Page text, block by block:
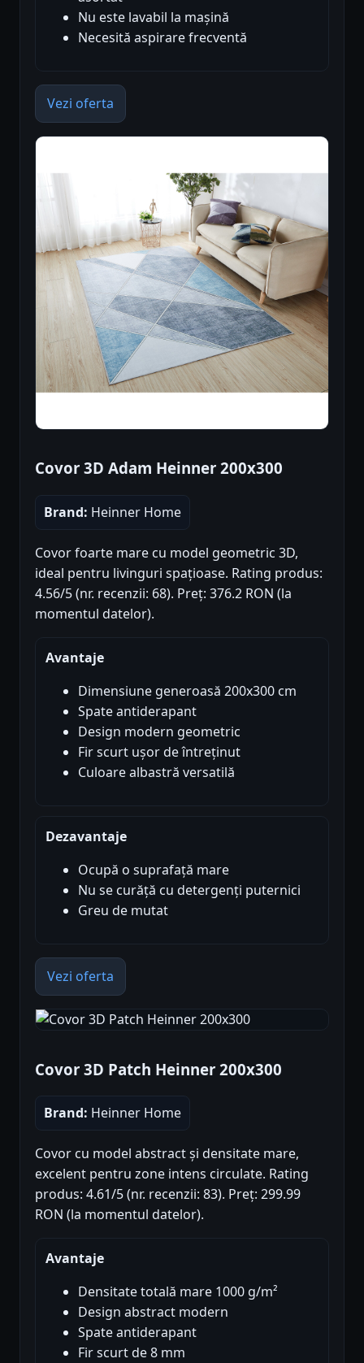
Nu este lavabil la mașină
Necesită aspirare frecventă
Vezi oferta
Covor 3D Adam Heinner 200x300
Brand: Heinner Home
Covor foarte mare cu model geometric 3D,
ideal pentru livinguri spațioase. Rating produs:
4.56/5 (nr. recenzii: 68). Preț: 376.2 RON (la
momentul datelor).
Avantaje
Dimensiune generoasă 200x300 cm
Spate antiderapant
Design modern geometric
Fir scurt ușor de întreținut
Culoare albastră versatilă
Dezavantaje
Ocupă o suprafață mare
Nu se curăță cu detergenți puternici
Greu de mutat
Vezi oferta
Covor 3D Patch Heinner 200x300
Brand: Heinner Home
Covor cu model abstract și densitate mare,
excelent pentru zone intens circulate. Rating
produs: 4.61/5 (nr. recenzii: 83). Preț: 299.99
RON (la momentul datelor).
Avantaje
Densitate totală mare 1000 g/m²
Design abstract modern
Spate antiderapant
Fir scurt de 8 mm